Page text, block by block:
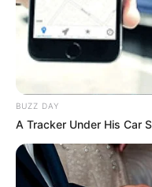
BUZZ DAY
A Tracker Under His Car